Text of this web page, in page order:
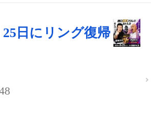
日にリング復帰